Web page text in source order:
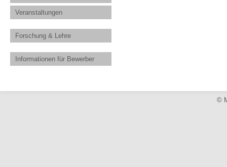
Veranstaltungen
Forschung & Lehre
Informationen für Bewerber
©